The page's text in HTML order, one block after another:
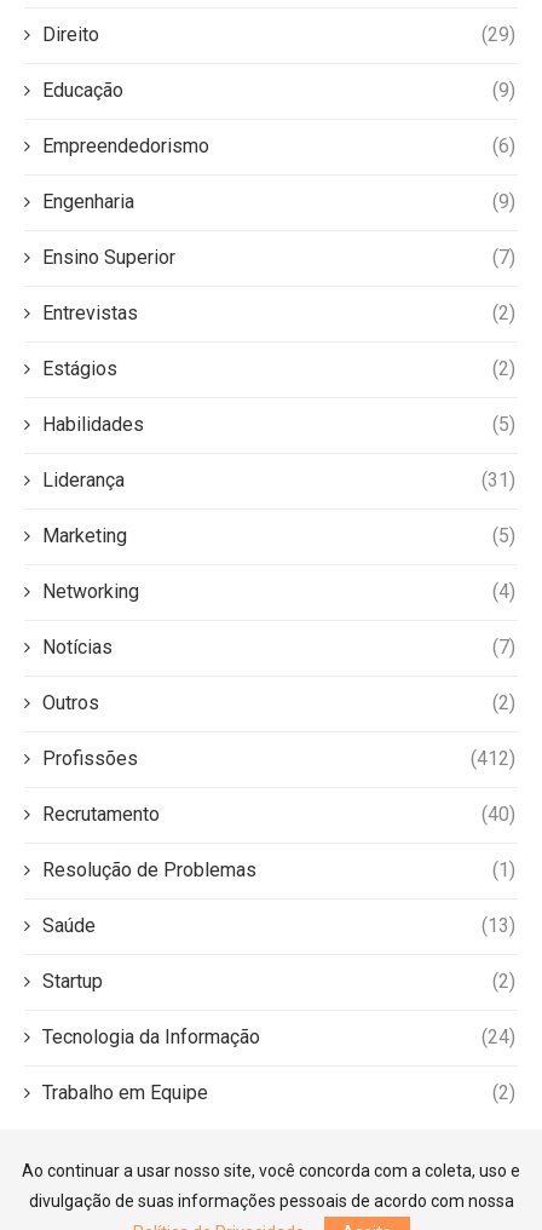
Direito (29)
Educação (9)
Empreendedorismo (6)
Engenharia (9)
Ensino Superior (7)
Entrevistas (2)
Estágios (2)
Habilidades (5)
Liderança (31)
Marketing (5)
Networking (4)
Notícias (7)
Outros (2)
Profissões (412)
Recrutamento (40)
Resolução de Problemas (1)
Saúde (13)
Startup (2)
Tecnologia da Informação (24)
Trabalho em Equipe (2)
Ao continuar a usar nosso site, você concorda com a coleta, uso e
divulgação de suas informações pessoais de acordo com nossa